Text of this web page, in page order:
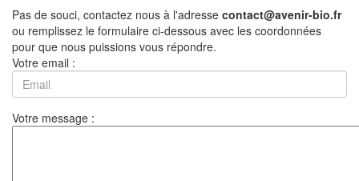
Pas de souci, contactez nous à l'adresse contact@avenir-bio.fr
ou remplissez le formulaire ci-dessous avec les coordonnées
pour que nous puissions vous répondre.
Votre email :
Votre message :